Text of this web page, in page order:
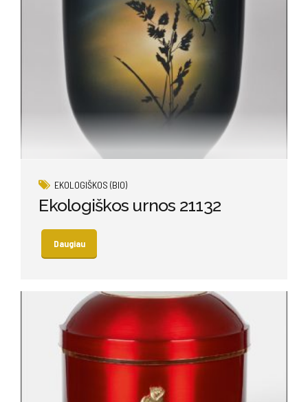
EKOLOGIŠKOS (BIO)
Ekologiškos urnos 21132
Daugiau